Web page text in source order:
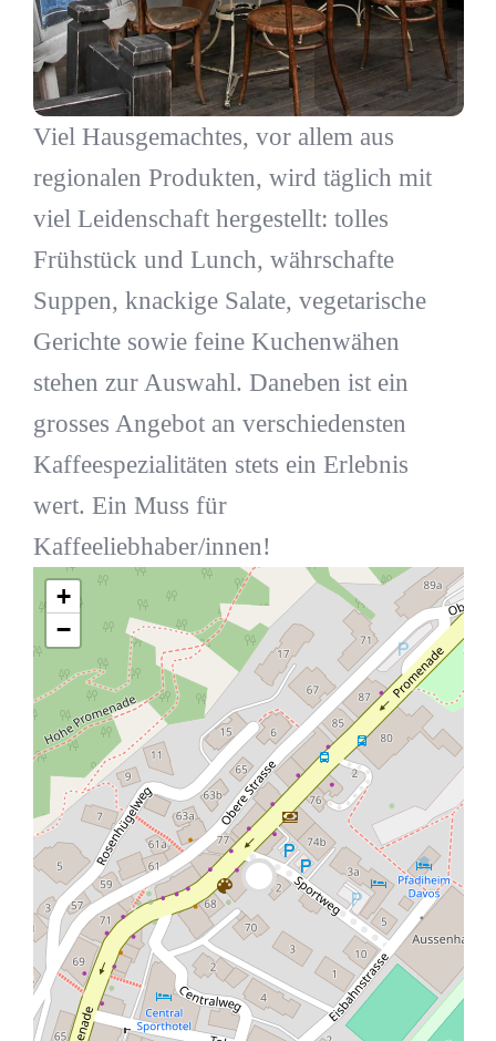
Viel Hausgemachtes, vor allem aus
regionalen Produkten, wird täglich mit
viel Leidenschaft hergestellt: tolles
Frühstück und Lunch, währschafte
Suppen, knackige Salate, vegetarische
Gerichte sowie feine Kuchenwähen
stehen zur Auswahl. Daneben ist ein
grosses Angebot an verschiedensten
Kaffeespezialitäten stets ein Erlebnis
wert. Ein Muss für
Kaffeeliebhaber/innen!
+
−